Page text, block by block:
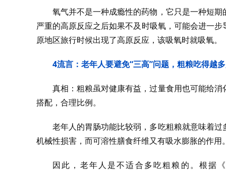
氧气并不是一种成瘾性的药物，它只是一种短
严重的高原反应之后如果不及时吸氧，可能会进一
原地区旅行时候出现了高原反应，该吸氧时就吸氧。
4流言：老年人要避免“三高”问题，粗粮吃得越
真相：粗粮虽对健康有益，过量食用也可能给
搭配，合理比例。
老年人的胃肠功能比较弱，多吃粗粮就意味着
机械性损害，而可溶性膳食纤维又有吸水膨胀的作
因此，老年人是不适合多吃粗粮的。根据